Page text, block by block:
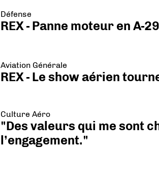
Défense
REX - Panne moteur en A-
Aviation Générale
REX - Le show aérien
Culture Aéro
"Des valeurs qui me sont
l’engagement."